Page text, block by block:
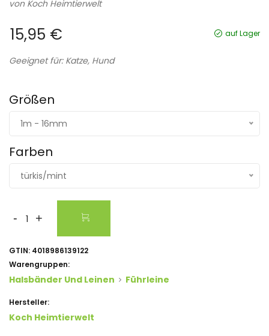
von Koch Heimtierwelt
15,95 € auf Lager
Geeignet für: Katze, Hund
Größen
1m - 16mm
Farben
türkis/mint
- +
GTIN: 4018986139122
Warengruppen:
Halsbänder Und Leinen Führleine
Hersteller:
Koch Heimtierwelt